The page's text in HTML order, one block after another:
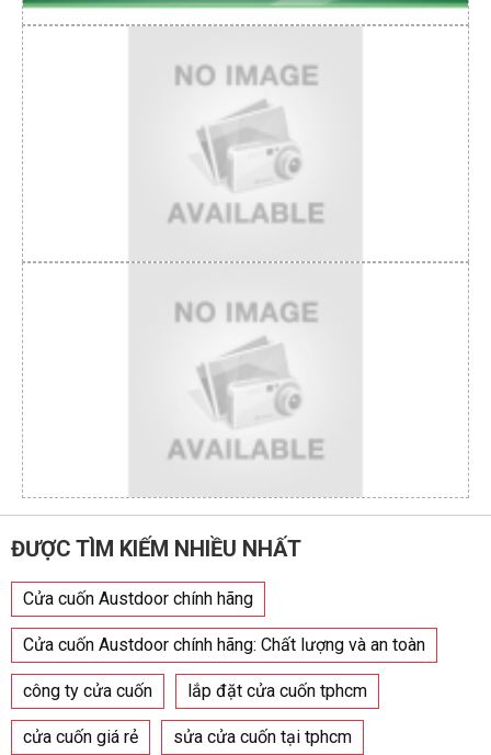
ĐƯỢC TÌM KIẾM NHIỀU NHẤT
Cửa cuốn Austdoor chính hãng
Cửa cuốn Austdoor chính hãng: Chất lượng và an toàn
công ty cửa cuốn lắp đặt cửa cuốn tphcm
cửa cuốn giá rẻ sửa cửa cuốn tại tphcm